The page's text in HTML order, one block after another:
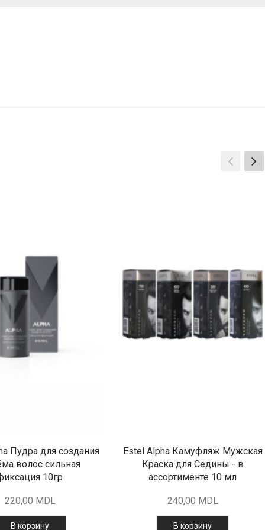
Пудра для создания
волос сильная
10гр
220,00 MDL
В корзину
Estel Alpha Камуфляж Мужская
Краска для Седины - в
ассортименте 10 мл
240,00 MDL
В корзину